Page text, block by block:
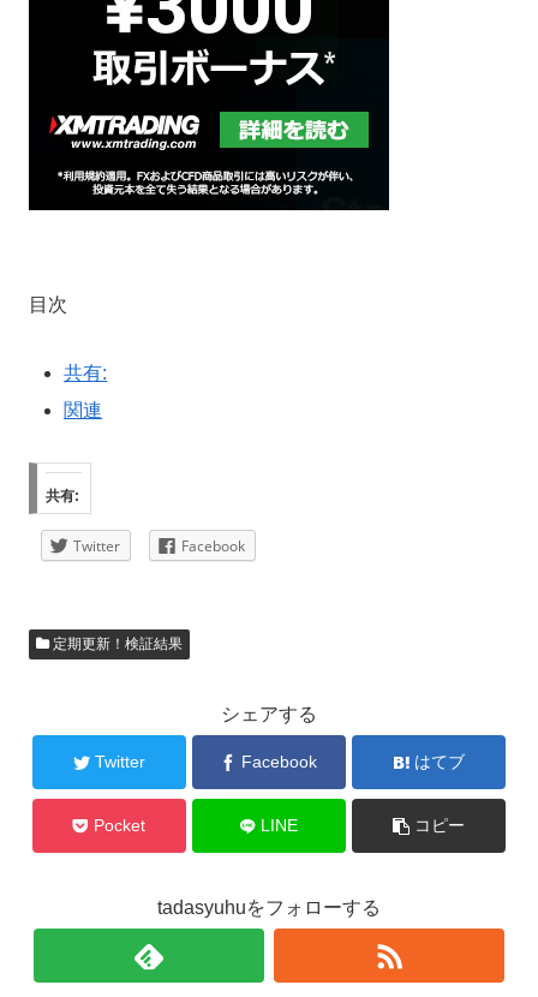
目次
共有:
関連
共有:
Twitter Facebook
定期更新！検証結果
シェアする
Twitter Facebook はてブ
Pocket LINE コピー
tadasyuhuをフォローする